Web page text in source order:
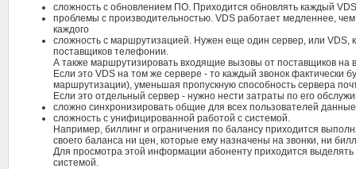
сложность с обновлением ПО. Приходится обновлять каждый
проблемы с производительностью. VDS работает медленнее,
каждого
сложность с маршрутизацией. Нужен еще один сервер, или VDS,
поставщиков телефонии.
А также маршрутизировать входящие вызовы от поставщиков
Если это VDS на том же сервере - то каждый звонок фактически
маршрутизации), уменьшая пропускную способность сервера
Если это отдельный сервер - нужно нести затраты по его
сложно синхронизировать общие для всех пользователей
сложность с унифицированной работой с системой.
Например, биллинг и ограничения по балансу приходится
своего баланса ни цен, которые ему назначены на звонки, ни
Для просмотра этой информации абоненту приходится
системой.